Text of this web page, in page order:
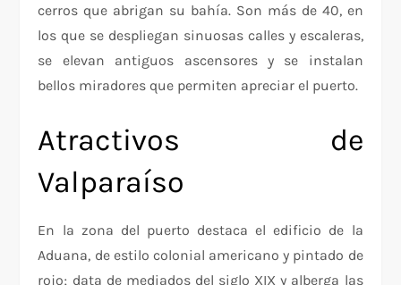
cerros que abrigan su bahía. Son más de 40, en
los que se despliegan sinuosas calles y escaleras,
se elevan antiguos ascensores y se instalan
bellos miradores que permiten apreciar el puerto.
Atractivos de
Valparaíso
En la zona del puerto destaca el edificio de la
Aduana, de estilo colonial americano y pintado de
rojo; data de mediados del siglo XIX y alberga las